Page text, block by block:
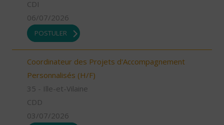
CDI
06/07/2026
POSTULER
Coordinateur des Projets d'Accompagnement
Personnalisés (H/F)
35 - Ille-et-Vilaine
CDD
03/07/2026